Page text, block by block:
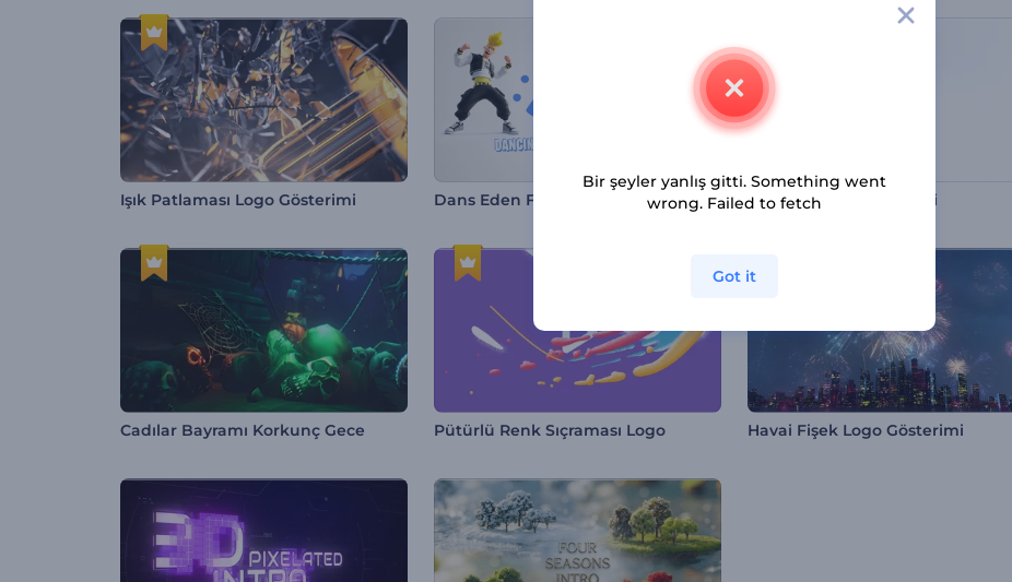
Işık Patlaması Logo Gösterimi Dans Eden Fortnite İfadeleri Girişi Minimal Logo Gösterimi
Cadılar Bayramı Korkunç Gece Pütürlü Renk Sıçraması Logo Havai Fişek Logo Gösterimi
Bir şeyler yanlış gitti. Something went
wrong. Failed to fetch
Got it